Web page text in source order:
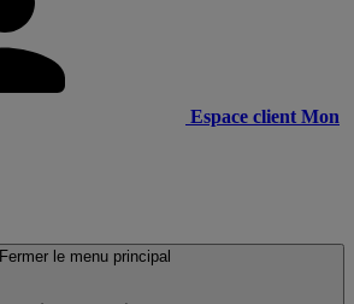
Espace client Mon
Fermer le menu principal